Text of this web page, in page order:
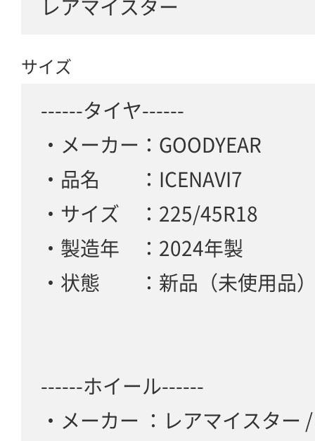
レアマイスター
サイズ
------タイヤ------
・メーカー：GOODYEAR
・品名 ：ICENAVI7
・サイズ ：225/45R18
・製造年 ：2024年製
・状態 ：新品（未使用品
------ホイール------
・メーカー ：レアマイスター